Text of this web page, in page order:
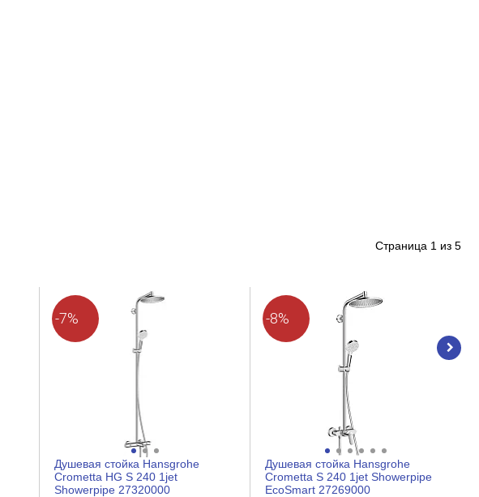
Страница 1 из 5
-7%
Душевая стойка Hansgrohe
Crometta HG S 240 1jet
Showerpipe 27320000
-8%
Душевая стойка Hansgrohe
Crometta S 240 1jet Showerpipe
EcoSmart 27269000